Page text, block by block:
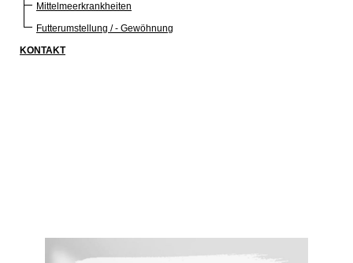
Mittelmeerkrankheiten
Futterumstellung / - Gewöhnung
KONTAKT